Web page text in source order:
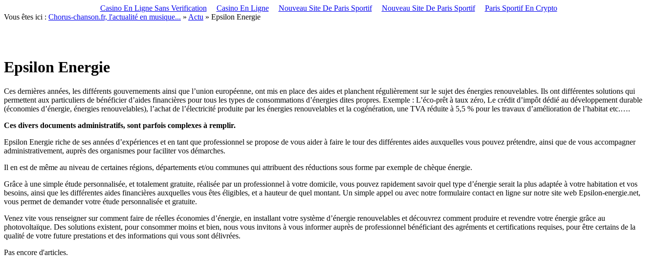
Casino En Ligne Sans Verification Casino En Ligne Nouveau Site De Paris Sportif Nouveau Site De Paris Sportif
Paris Sportif En Crypto
Vous êtes ici : Chorus-chanson.fr, l'actualité en musique... » Actu » Epsilon Energie
Epsilon Energie
Ces dernières années, les différents gouvernements ainsi que l’union européenne, ont mis en place des aides et planchent régulièrement sur le sujet des énergies renouvelables. Ils ont différentes solutions qui
permettent aux particuliers de bénéficier d’aides financières pour tous les types de consommations d’énergies dites propres. Exemple : L’éco-prêt à taux zéro, Le crédit d’impôt dédié au développement durable
(économies d’énergie, énergies renouvelables), l’achat de l’électricité produite par les énergies renouvelables et la cogénération, une TVA réduite à 5,5 % pour les travaux d’amélioration de l’habitat etc.….
Ces divers documents administratifs, sont parfois complexes à remplir.
Epsilon Energie riche de ses années d’expériences et en tant que professionnel se propose de vous aider à faire le tour des différentes aides auxquelles vous pouvez prétendre, ainsi que de vous accompagner
administrativement, auprès des organismes pour faciliter vos démarches.
Il en est de même au niveau de certaines régions, départements et/ou communes qui attribuent des réductions sous forme par exemple de chèque énergie.
Grâce à une simple étude personnalisée, et totalement gratuite, réalisée par un professionnel à votre domicile, vous pouvez rapidement savoir quel type d’énergie serait la plus adaptée à votre habitation et vos
besoins, ainsi que les différentes aides financières auxquelles vous êtes éligibles, et a hauteur de quel montant. Un simple appel ou avec notre formulaire contact en ligne sur notre site web Epsilon-energie.net,
vous permet de demander votre étude personnalisée et gratuite.
Venez vite vous renseigner sur comment faire de réelles économies d’énergie, en installant votre système d’énergie renouvelables et découvrez comment produire et revendre votre énergie grâce au
photovoltaïque. Des solutions existent, pour consommer moins et bien, nous vous invitons à vous informer auprès de professionnel bénéficiant des agréments et certifications requises, pour être certains de la
qualité de votre future prestations et des informations qui vous sont délivrées.
Pas encore d'articles.